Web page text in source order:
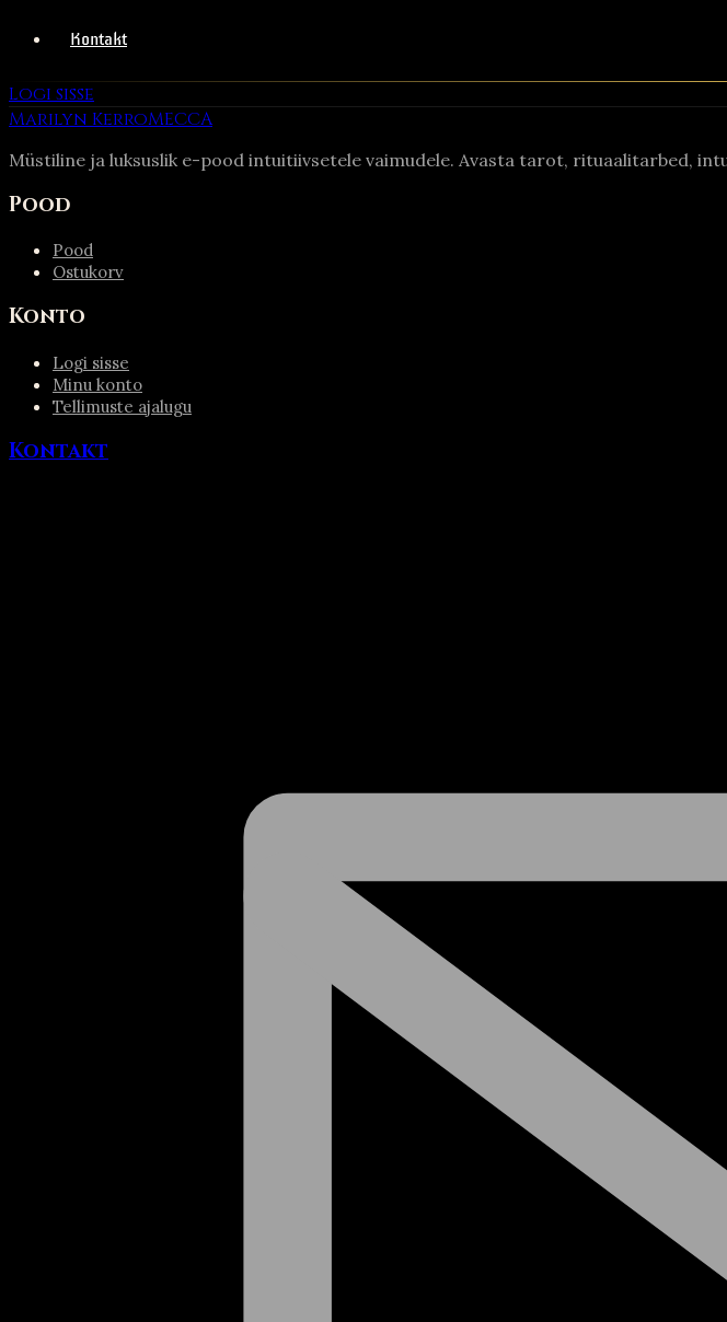
Kontakt
Logi sisse
Marilyn KerroMECCA
Müstiline ja luksuslik e-pood intuitiivsetele vaimudele. Avasta tarot, rituaalitarbed,
Pood
Pood
Ostukorv
Konto
Logi sisse
Minu konto
Tellimuste ajalugu
Kontakt